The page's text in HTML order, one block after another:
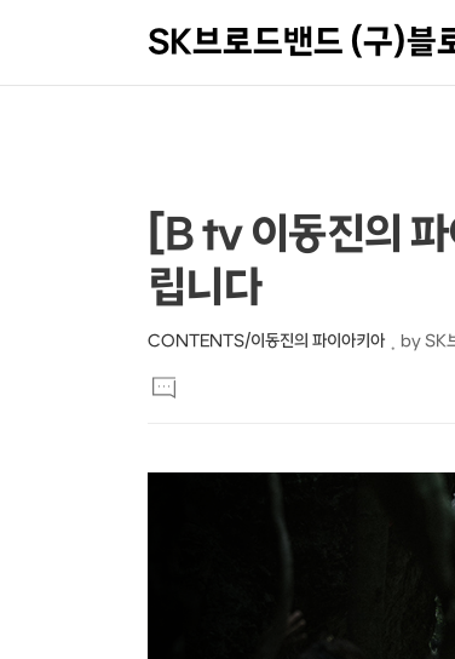
SK브로드밴드 (구)블
상
세
컨
텐
츠
본
문
제
목
[B tv 이동진의
립니다
CONTENTS/이동진의 파이아키아 by SK
문
댓
글